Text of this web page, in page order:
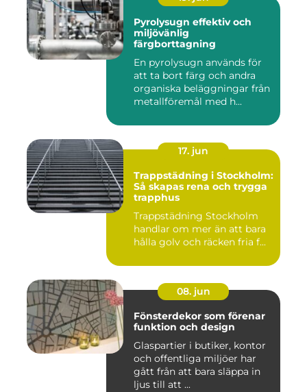
Pyrolysugn effektiv och
miljövänlig
färgborttagning
En pyrolysugn används för
att ta bort färg och andra
organiska beläggningar från
metallföremål med h...
17. jun
Trappstädning i Stockholm:
Så skapas rena och trygga
trapphus
Trappstädning Stockholm
handlar om mer än att bara
hålla golv och räcken fria f...
08. jun
Fönsterdekor som förenar
funktion och design
Glaspartier i butiker, kontor
och offentliga miljöer har
gått från att bara släppa in
ljus till att ...